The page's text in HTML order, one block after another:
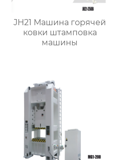
JH21 Машина горячей
ковки штамповка
машины